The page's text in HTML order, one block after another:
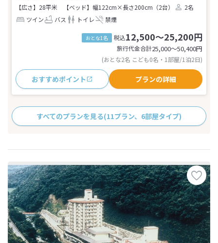
【広さ】28平米
【ベッド】幅122cm×長さ200cm（2台）
2名
ツイン
バス トイレ 禁煙
おとな1名 税込12,500～25,200円
旅行代金合計25,000〜50,400円
(おとな2名 こども0名・1部屋/1泊2日)
おすすめポイント プランの詳細
すべてのプランを見る(11プラン、6部屋タイプ)